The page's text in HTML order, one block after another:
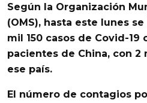
Según la Organización
(OMS), hasta este lunes
mil 150 casos de Covid-19
pacientes de China, con 2
ese país.
El número de contagios